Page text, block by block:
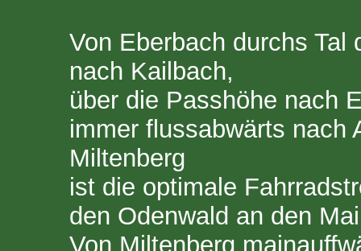
Von Eberbach durchs Tal
nach Kailbach,
über die Passhöhe nach
immer flussabwärts nach
Miltenberg
ist die optimale
den Odenwald an den
Von Miltenberg